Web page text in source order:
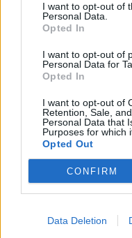
I want to opt-out of
Personal Data.
Opted In
I want to opt-out of
Personal Data for
Opted In
I want to opt-out of
Retention, Sale,
Personal Data that
Purposes for which
Opted Out
CONFIRM
Data Deletion
ΚΟΣΜΟΣ
Ρωσία:
δημοσιογράφου
«Πράκτορα
Παρίσι
Η έφεση της
γαλλική Δικαιοσύνη